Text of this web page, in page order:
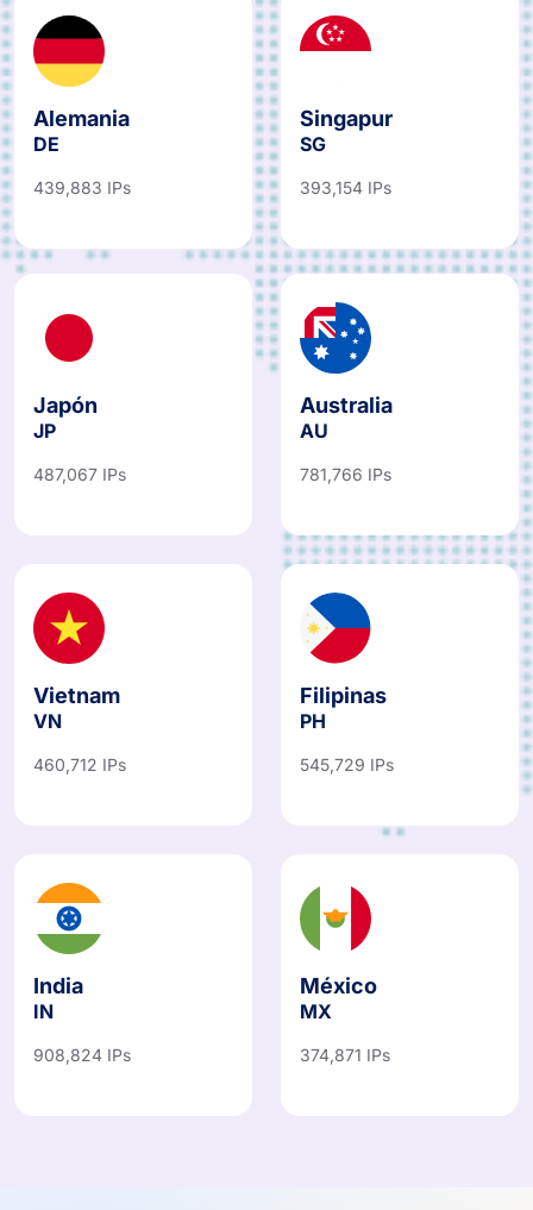
Alemania
DE
439,883 IPs
Singapur
SG
393,154 IPs
Japón
JP
487,067 IPs
Australia
AU
781,766 IPs
Vietnam
VN
460,712 IPs
Filipinas
PH
545,729 IPs
India
IN
908,824 IPs
México
MX
374,871 IPs